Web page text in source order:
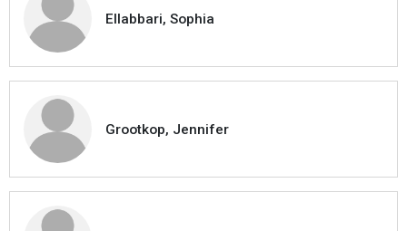
Ellabbari, Sophia
Grootkop, Jennifer